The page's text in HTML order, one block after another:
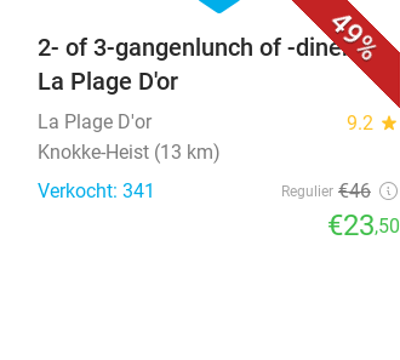
49%
2- of 3-gangenlunch of -diner bij
La Plage D'or
La Plage D'or 9.2 star
Knokke-Heist (13 km)
Verkocht: 341
Regulier €46
€23,50